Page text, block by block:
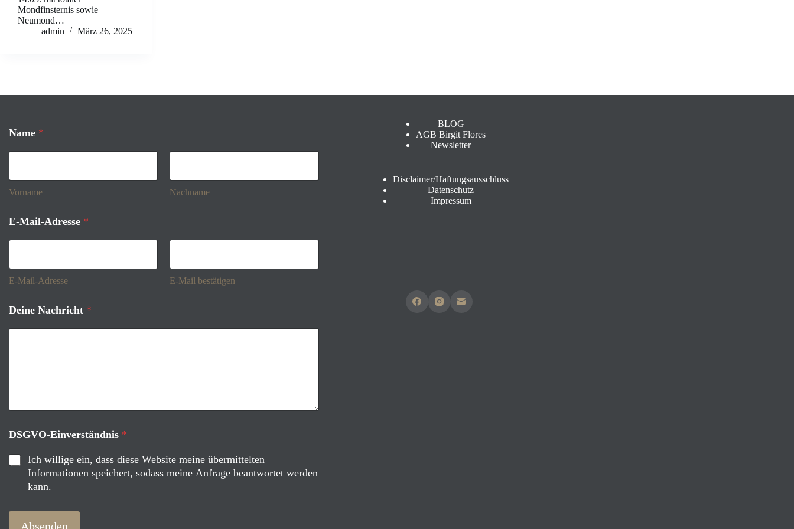
Mondfinsternis sowie
Neumond…
admin
März 26, 2025
Name *
Vorname Nachname
E-Mail-Adresse *
E-Mail-Adresse E-Mail bestätigen
Deine Nachricht *
a
h
h
DSGVO-Einverständnis *
Ich willige ein, dass diese Website meine übermittelten
Informationen speichert, sodass meine Anfrage beantwortet werden
kann.
Absenden
BLOG
AGB Birgit Flores
Newsletter
Disclaimer/Haftungsausschluss
Datenschutz
Impressum